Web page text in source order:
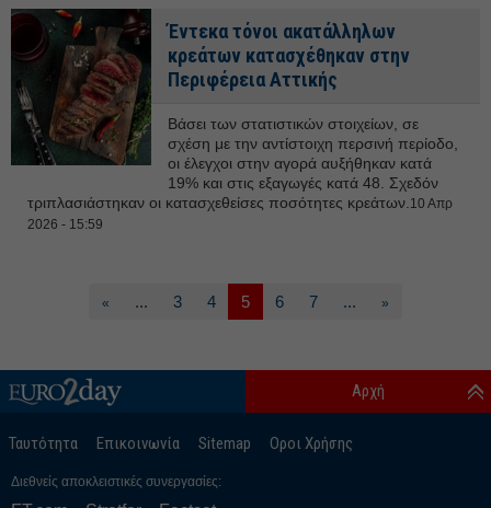
Έντεκα τόνοι ακατάλληλων
κρεάτων κατασχέθηκαν στην
Περιφέρεια Αττικής
Βάσει των στατιστικών στοιχείων, σε
σχέση με την αντίστοιχη περσινή περίοδο,
οι έλεγχοι στην αγορά αυξήθηκαν κατά
19% και στις εξαγωγές κατά 48. Σχεδόν
τριπλασιάστηκαν οι κατασχεθείσες ποσότητες κρεάτων. 10 Απρ
2026 - 15:59
« ... 3 4 5 6 7 ... »
Ταυτότητα Επικοινωνία Sitemap Οροι Χρήσης
Αρχή
Διεθνείς αποκλειστικές συνεργασίες: